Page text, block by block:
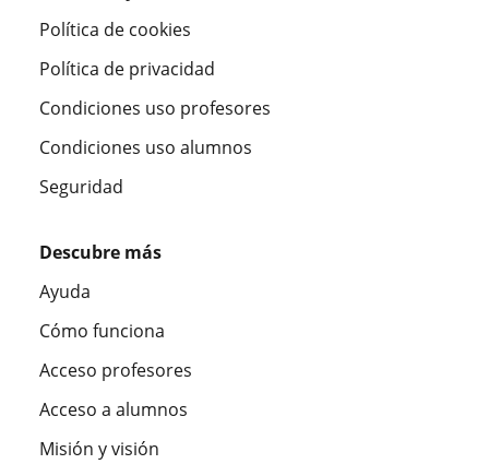
Política de cookies
Política de privacidad
Condiciones uso profesores
Condiciones uso alumnos
Seguridad
Descubre más
Ayuda
Cómo funciona
Acceso profesores
Acceso a alumnos
Misión y visión